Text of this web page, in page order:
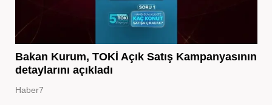
Bakan Kurum, TOKİ Açık Satış Kampanyasının
detaylarını açıkladı
Haber7